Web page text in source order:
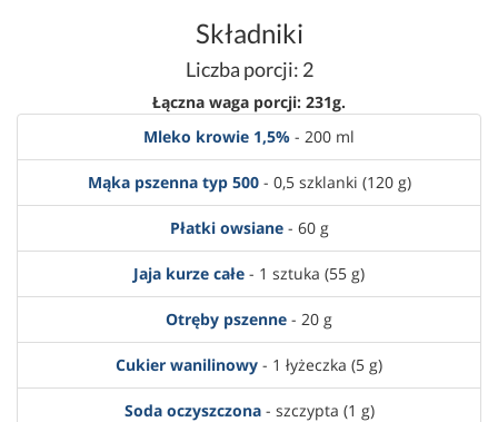
Składniki
Liczba porcji: 2
Łączna waga porcji: 231g.
Mleko krowie 1,5% - 200 ml
Mąka pszenna typ 500- 0,5 szklanki (120 g)
Płatki owsiane- 60 g
Jaja kurze całe - 1 sztuka (55 g)
Otręby pszenne - 20 g
Cukier wanilinowy - 1 łyżeczka (5 g)
Soda oczyszczona- szczypta (1 g)